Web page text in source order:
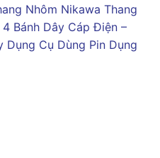
Nhôm Nikawa Thang
Bánh Dây Cáp Điện –
Dụng Cụ Dùng Pin Dụng